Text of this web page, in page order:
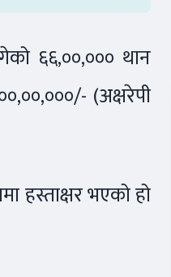
६६,००,००० थान
(अक्षरेपी
हस्ताक्षर भएको हो